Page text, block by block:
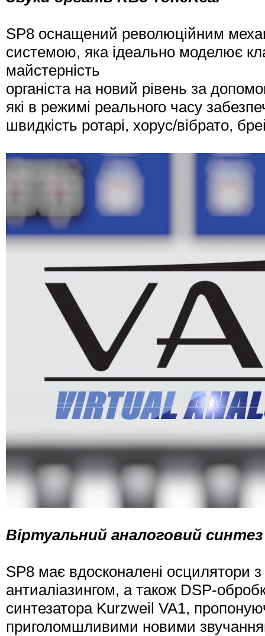
SP8 оснащений революційним
системою, яка ідеально моделює
майстерність
органіста на новий рівень за
які в режимі реального часу
швидкість ротарі, хорус/вібрато,
Віртуальний аналоговий синтез
SP8 має вдосконалені
антиаліазингом, а також DSP-
синтезатора Kurzweil VA1,
приголомшливими новими